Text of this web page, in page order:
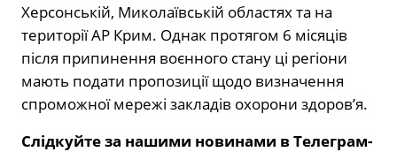
Херсонській, Миколаївській областях та на
території АР Крим. Однак протягом 6 місяців
після припинення воєнного стану ці регіони
мають подати пропозиції щодо визначення
спроможної мережі закладів охорони здоров’я.
Слідкуйте за нашими новинами в Телеграм-